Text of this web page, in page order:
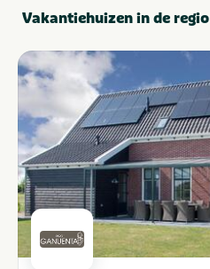
Vakantiehuizen in de regio